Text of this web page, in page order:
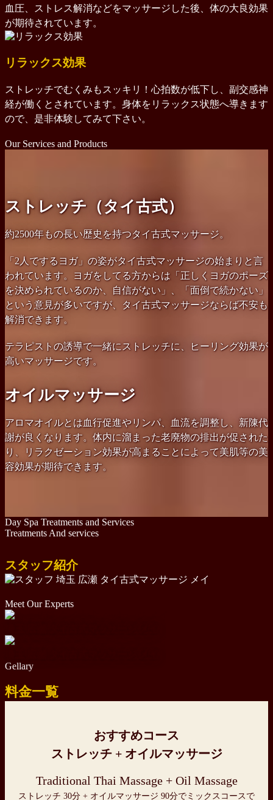
血圧、ストレス解消などをマッサージした後、体の大良効果
が期待されています。
リラックス効果
ストレッチでむくみもスッキリ！心拍数が低下し、副交感神
経が働くとされています。身体をリラックス状態へ導きます
ので、是非体験してみて下さい。
Our Services and Products
ストレッチ（タイ古式）
約2500年もの長い歴史を持つタイ古式マッサージ。
「2人でするヨガ」の姿がタイ古式マッサージの始まりと言
われています。ヨガをしてる方からは「正しくヨガのポーズ
を決められているのか、自信がない」、「面倒で続かない」
という意見が多いですが、タイ古式マッサージならば不安も
解消できます。
テラピストの誘導で一緒にストレッチに、ヒーリング効果が
高いマッサージです。
オイルマッサージ
アロマオイルとは血行促進やリンパ、血流を調整し、新陳代
謝が良くなります。体内に溜まった老廃物の排出が促された
り、リラクゼーション効果が高まることによって美肌等の美
容効果が期待できます。
Day Spa Treatments and Services
Treatments And services
スタッフ紹介
Meet Our Experts
Gellary
料金一覧
おすすめコース
ストレッチ + オイルマッサージ
Traditional Thai Massage + Oil Massage
ストレッチ 30分 + オイルマッサージ 90分でミックスコースで